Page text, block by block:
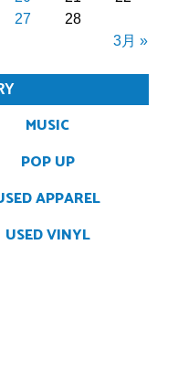
3月 »
27 28
MUSIC
POP UP
APPAREL
USED VINYL